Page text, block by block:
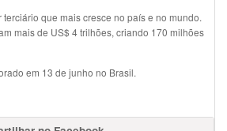
que mais cresce no país e no mundo.
mais de US$ 4 trilhões, criando 170 milhões
em 13 de junho no Brasil.